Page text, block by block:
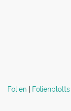
Folien Folienplotts